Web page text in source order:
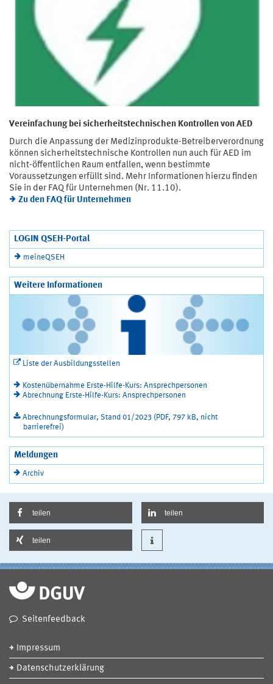
Vereinfachung bei sicherheitstechnischen Kontrollen von AED
Durch die Anpassung der Medizinprodukte-Betreiberverordnung
können sicherheitstechnische Kontrollen nun auch für AED im
nicht-öffentlichen Raum entfallen, wenn bestimmte
Voraussetzungen erfüllt sind. Mehr Informationen hierzu finden
Sie in der FAQ für Unternehmen (Nr. 11.10).
Zu den FAQ für Unternehmen
LOGIN QSEH-Portal
meineQSEH
Weitere Informationen
Liste der Ausbildungsstellen
Kostenübernahme Erste-Hilfe-Kurs: Ansprechpersonen
Abrechnung Erste-Hilfe-Kurs: Ansprechpersonen
Abrechnungsformular, Stand 01/2023 (PDF, 797 kB, nicht
barrierefrei)
Meldungen
Archiv
teilen teilen
teilen
Seitenfeedback
Impressum
Datenschutzerklärung